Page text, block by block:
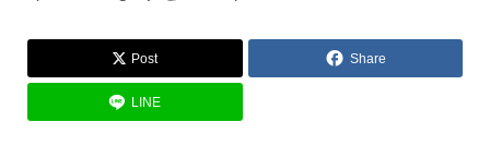
Post Share
LINE